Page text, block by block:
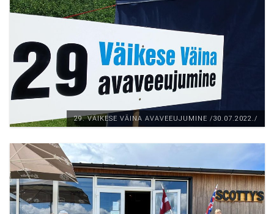
29. VÄIKESE VÄINA AVAVEEUJUMINE /30.07.2022./